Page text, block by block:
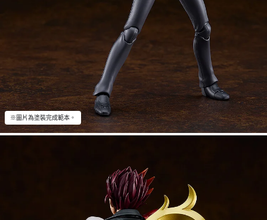
※圖片為塗裝完成範本。